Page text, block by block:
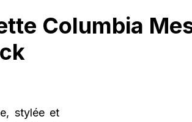
Columbia
stylée et